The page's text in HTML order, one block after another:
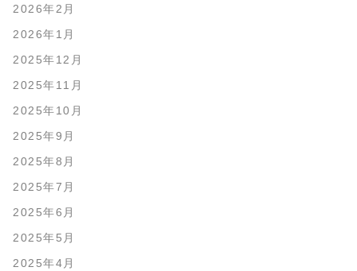
2026年2月
2026年1月
2025年12月
2025年11月
2025年10月
2025年9月
2025年8月
2025年7月
2025年6月
2025年5月
2025年4月